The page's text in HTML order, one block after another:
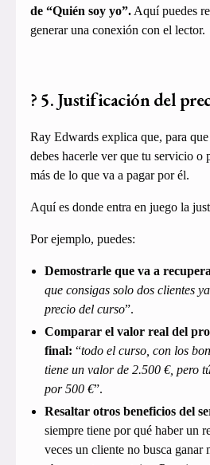
de “Quién soy yo”. Aquí puedes
generar una conexión con el lector.
? 5. Justificación del
Ray Edwards explica que, para
debes hacerle ver que tu servicio o
más de lo que va a pagar por él.
Aquí es donde entra en juego la
Por ejemplo, puedes:
Demostrarle que va a
que consigas solo dos clientes
precio del curso”.
Comparar el valor real del
final: “todo el curso, con los
tiene un valor de 2.500 €, pero
por 500 €”.
Resaltar otros beneficios del
siempre tiene por qué haber un
veces un cliente no busca ganar